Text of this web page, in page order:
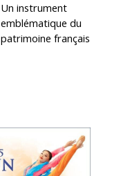
Un instrument
emblématique du
patrimoine français